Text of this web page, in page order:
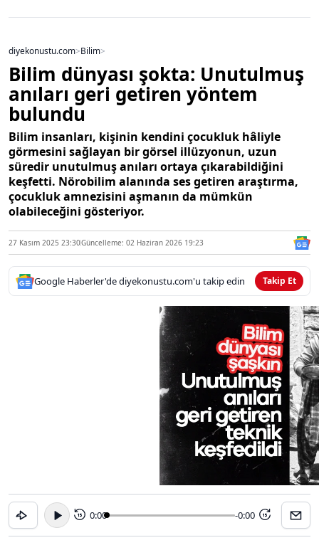
diyekonustu.com>Bilim>
Bilim dünyası şokta: Unutulmuş
anıları geri getiren yöntem
bulundu
Bilim insanları, kişinin kendini çocukluk hâliyle
görmesini sağlayan bir görsel illüzyonun, uzun
süredir unutulmuş anıları ortaya çıkarabildiğini
keşfetti. Nörobilim alanında ses getiren araştırma,
çocukluk amnezisini aşmanın da mümkün
olabileceğini gösteriyor.
27 Kasım 2025 23:30Güncelleme: 02 Haziran 2026 19:23
Google Haberler'de diyekonustu.com'u takip edin Takip Et
15 0:00 -0:00 15